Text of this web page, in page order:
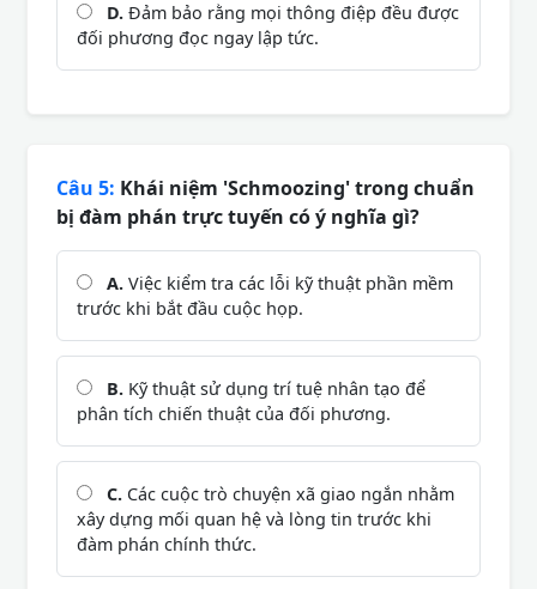
D. Đảm bảo rằng mọi thông điệp đều được
đối phương đọc ngay lập tức.
Câu 5: Khái niệm 'Schmoozing' trong chuẩn
bị đàm phán trực tuyến có ý nghĩa gì?
A. Việc kiểm tra các lỗi kỹ thuật phần mềm
trước khi bắt đầu cuộc họp.
B. Kỹ thuật sử dụng trí tuệ nhân tạo để
phân tích chiến thuật của đối phương.
C. Các cuộc trò chuyện xã giao ngắn nhằm
xây dựng mối quan hệ và lòng tin trước khi
đàm phán chính thức.